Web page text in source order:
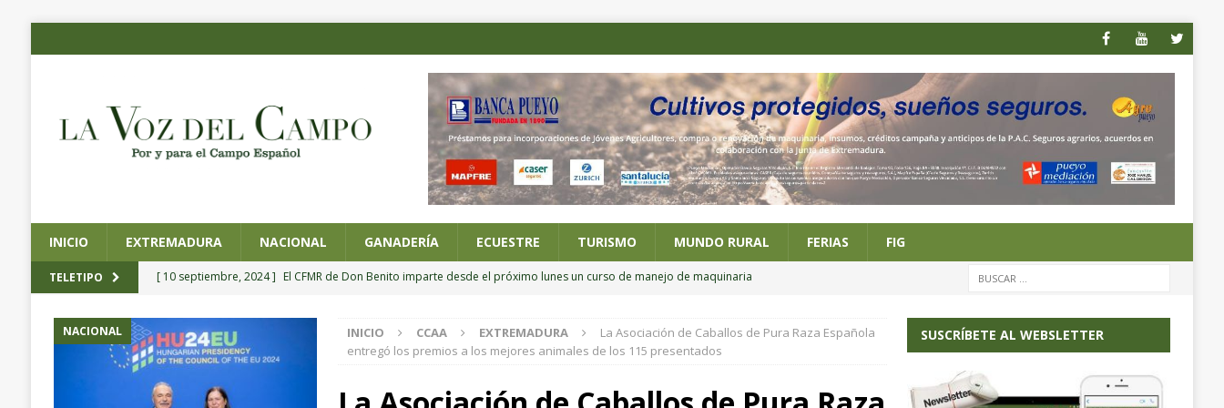
INICIO EXTREMADURA NACIONAL GANADERÍA ECUESTRE TURISMO MUNDO RURAL FERIAS FIG
TELETIPO [ 10 septiembre, 2024 ] El CFMR de Don Benito imparte desde el próximo lunes un curso de manejo de maquinaria
[ 4 septiembre, 2024 ]
Planas preside la toma de posesión de los nuevos altos cargos del Ministerio de Agricultura,
Pesca y Alimentación
[ 4 septiembre, 2024 ]
CICYTEX organiza un seminario online sobre alternativas al riego por inundación en el cultivo del
INICIO CCAA EXTREMADURA
La Asociación de Caballos de Pura Raza Española
entregó los premios a los mejores animales de los 115 presentados
NACIONAL SUSCRÍBETE AL WEBSLETTER